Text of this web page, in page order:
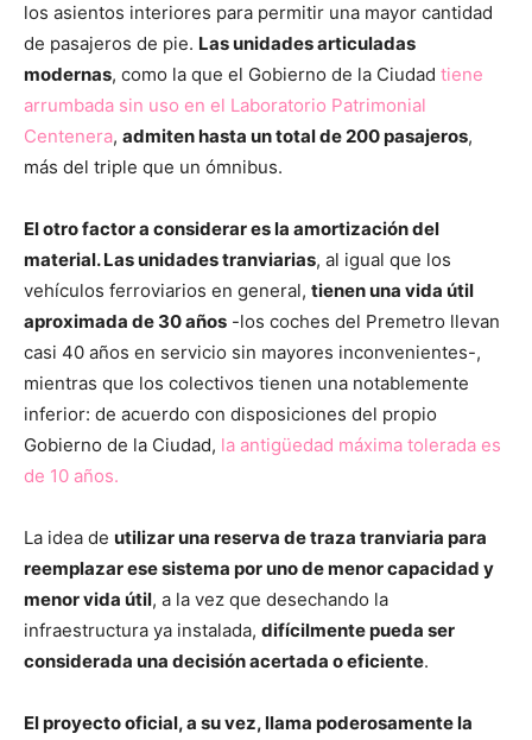
los asientos interiores para permitir una mayor cantidad
de pasajeros de pie. Las unidades articuladas
modernas, como la que el Gobierno de la Ciudad tiene
arrumbada sin uso en el Laboratorio Patrimonial
Centenera, admiten hasta un total de 200 pasajeros,
más del triple que un ómnibus.
El otro factor a considerar es la amortización del
material. Las unidades tranviarias, al igual que los
vehículos ferroviarios en general, tienen una vida útil
aproximada de 30 años -los coches del Premetro llevan
casi 40 años en servicio sin mayores inconvenientes-,
mientras que los colectivos tienen una notablemente
inferior: de acuerdo con disposiciones del propio
Gobierno de la Ciudad, la antigüedad máxima tolerada es
de 10 años.
La idea de utilizar una reserva de traza tranviaria para
reemplazar ese sistema por uno de menor capacidad y
menor vida útil, a la vez que desechando la
infraestructura ya instalada, difícilmente pueda ser
considerada una decisión acertada o eficiente.
El proyecto oficial, a su vez, llama poderosamente la